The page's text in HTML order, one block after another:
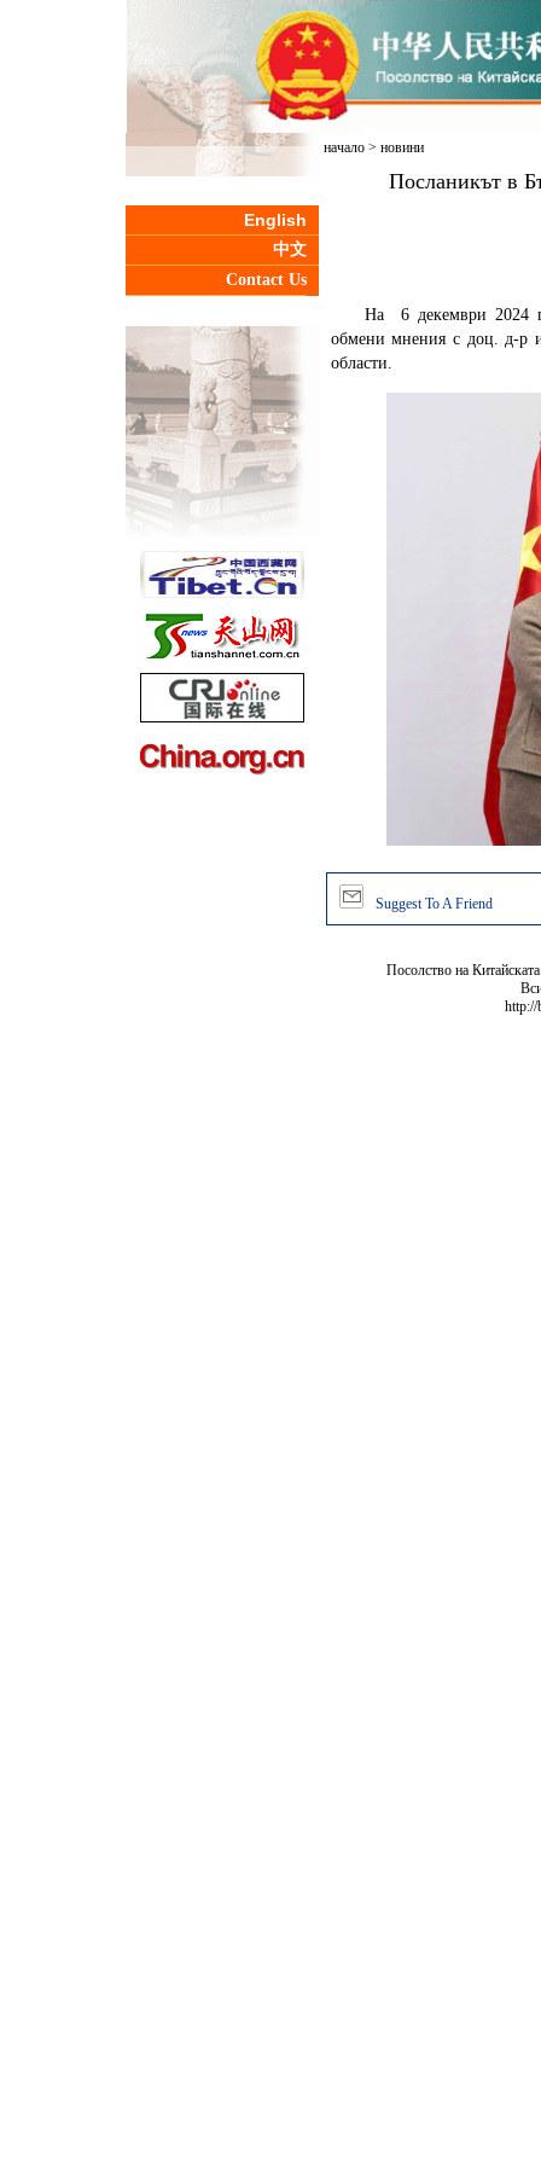
English
中文
Contact Us
начало> новини
Посланикът в
На 6 декември
обмени мнения с доц. д-р
области.
Suggest To A Friend
Посолство на
http://